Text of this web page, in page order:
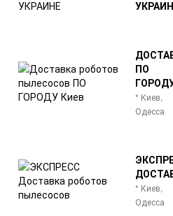
ПО
* Киев,
Одесса
* Киев,
Одесса